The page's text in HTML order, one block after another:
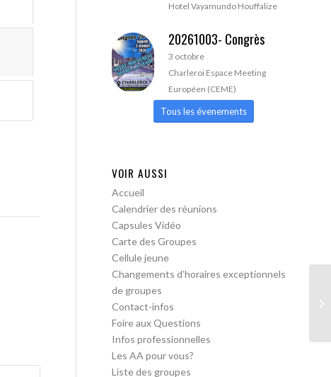
Hotel Vayamundo Houffalize
20261003- Congrès
3 octobre
Charleroi Espace Meeting
Européen (CEME)
Tous les évenements
VOIR AUSSI
Accueil
Calendrier des réunions
Capsules Vidéo
Carte des Groupes
Cellule jeune
Changements d’horaires exceptionnels
de groupes
Contact-infos
Foire aux Questions
Infos professionnelles
Les AA pour vous?
Liste des groupes